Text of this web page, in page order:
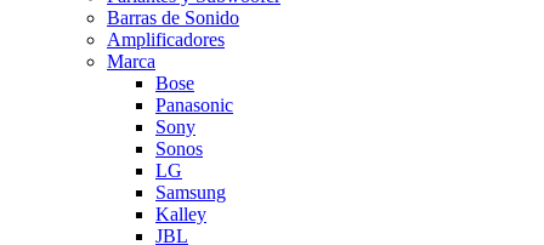
Barras de Sonido
Amplificadores
Marca
Bose
Panasonic
Sony
Sonos
LG
Samsung
Kalley
JBL